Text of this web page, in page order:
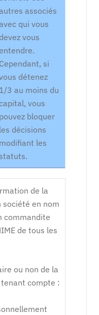
associés
qui vous
devez vous
Cependant, si
détenez
1/3 au moins du
vous
pouvez bloquer
les décisions
modifiant les
de la
société en nom
commandite
de tous les
ou non de la
compte :